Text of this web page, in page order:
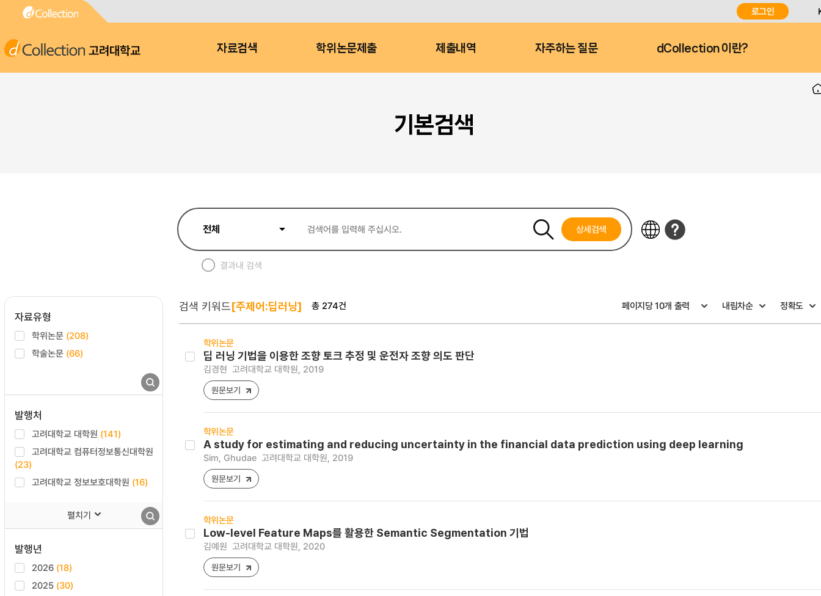
로그인
고려대학교 자료검색 학위논문제출 제출내역 자주하는 질문 dCollection 이란?
기본검색
상세검색
결과내 검색
자료유형
학위논문 (208)
학술논문 (66)
발행처
고려대학교 대학원 (141)
고려대학교 컴퓨터정보통신대학원
(23)
고려대학교 정보보호대학원 (16)
펼치기
발행년
2026 (18)
2025 (30)
검색 키워드[주제어:딥러닝] 총 274건
학위논문
딥 러닝 기법을 이용한 조향 토크 추정 및 운전자 조향 의도 판단
김경현 고려대학교 대학원, 2019
원문보기
학위논문
A study for estimating and reducing uncertainty in the financial data prediction using deep learning
Sim, Ghudae 고려대학교 대학원, 2019
원문보기
학위논문
Low-level Feature Maps를 활용한 Semantic Segmentation 기법
김예원 고려대학교 대학원, 2020
원문보기